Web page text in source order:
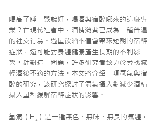
喝高了睡一覺就好，喝酒與宿醉哪來的這麼專
業？在現代社會中，酒精消費已成為一種普遍
的社交行為。過量飲酒不僅會帶來短期的宿醉
症狀，還可能對身體健康產生長期的不利影
響。針對這一問題，許多研究者致力於尋找減
輕酒後不適的方法。本文將介紹一項氫氣與宿
醉的研究，該研究探討了氫氣攝入對減少酒精
攝入量和緩解宿醉症狀的影響。
氫氣（H₂）是一種無色、無味、無臭的氣體，